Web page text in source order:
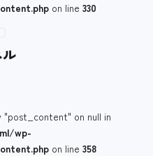
on line 330
on null in
wp-
on line 358